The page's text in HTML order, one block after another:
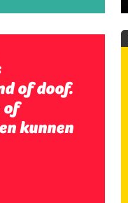
of doof.
of
kunnen